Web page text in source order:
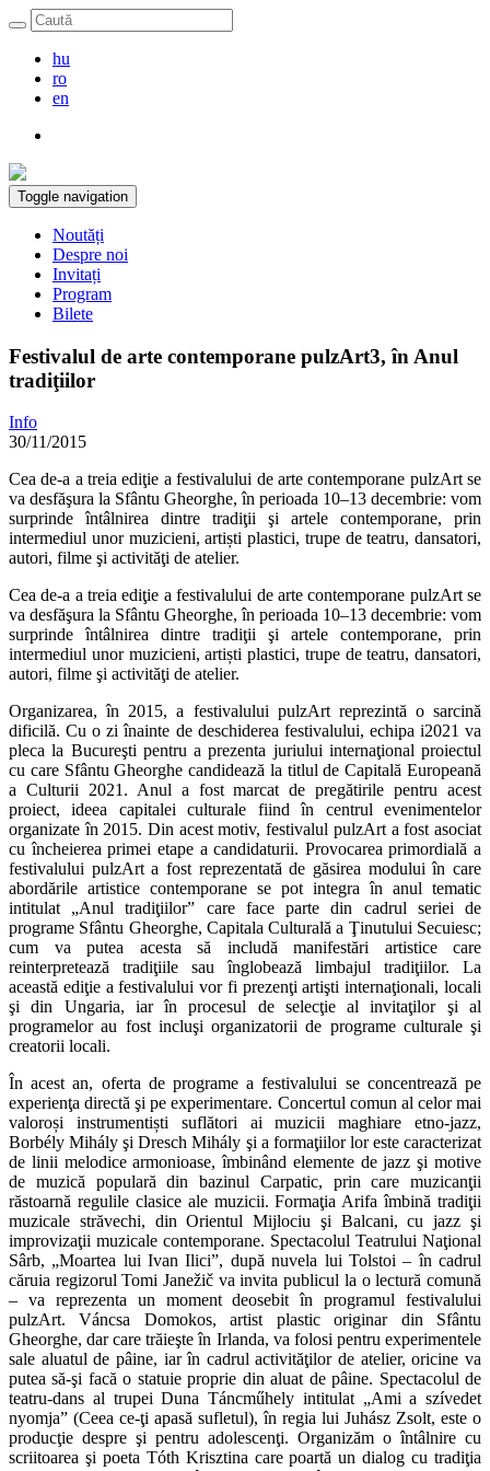
hu
ro
en
Toggle navigation
Noutăți
Despre noi
Invitați
Program
Bilete
Festivalul de arte contemporane pulzArt3, în Anul
tradiţiilor
Info
30/11/2015
Cea de-a a treia ediţie a festivalului de arte contemporane pulzArt se
va desfăşura la Sfântu Gheorghe, în perioada 10–13 decembrie: vom
surprinde întâlnirea dintre tradiţii şi artele contemporane, prin
intermediul unor muzicieni, artiști plastici, trupe de teatru, dansatori,
autori, filme şi activităţi de atelier.
Cea de-a a treia ediţie a festivalului de arte contemporane pulzArt se
va desfăşura la Sfântu Gheorghe, în perioada 10–13 decembrie: vom
surprinde întâlnirea dintre tradiţii şi artele contemporane, prin
intermediul unor muzicieni, artiști plastici, trupe de teatru, dansatori,
autori, filme şi activităţi de atelier.
Organizarea, în 2015, a festivalului pulzArt reprezintă o sarcină
dificilă. Cu o zi înainte de deschiderea festivalului, echipa i2021 va
pleca la Bucureşti pentru a prezenta juriului internaţional proiectul
cu care Sfântu Gheorghe candidează la titlul de Capitală Europeană
a Culturii 2021. Anul a fost marcat de pregătirile pentru acest
proiect, ideea capitalei culturale fiind în centrul evenimentelor
organizate în 2015. Din acest motiv, festivalul pulzArt a fost asociat
cu încheierea primei etape a candidaturii. Provocarea primordială a
festivalului pulzArt a fost reprezentată de găsirea modului în care
abordările artistice contemporane se pot integra în anul tematic
intitulat „Anul tradiţiilor” care face parte din cadrul seriei de
programe Sfântu Gheorghe, Capitala Culturală a Ţinutului Secuiesc;
cum va putea acesta să includă manifestări artistice care
reinterpretează tradiţiile sau înglobează limbajul tradiţiilor. La
această ediţie a festivalului vor fi prezenţi artişti internaţionali, locali
şi din Ungaria, iar în procesul de selecţie al invitaţilor şi al
programelor au fost incluşi organizatorii de programe culturale şi
creatorii locali.
În acest an, oferta de programe a festivalului se concentrează pe
experienţa directă şi pe experimentare. Concertul comun al celor mai
valoroși instrumentiști suflători ai muzicii maghiare etno-jazz,
Borbély Mihály şi Dresch Mihály şi a formaţiilor lor este caracterizat
de linii melodice armonioase, îmbinând elemente de jazz şi motive
de muzică populară din bazinul Carpatic, prin care muzicanţii
răstoarnă regulile clasice ale muzicii. Formaţia Arifa îmbină tradiţii
muzicale străvechi, din Orientul Mijlociu şi Balcani, cu jazz şi
improvizaţii muzicale contemporane. Spectacolul Teatrului Naţional
Sârb, „Moartea lui Ivan Ilici”, după nuvela lui Tolstoi – în cadrul
căruia regizorul Tomi Janežič va invita publicul la o lectură comună
– va reprezenta un moment deosebit în programul festivalului
pulzArt. Váncsa Domokos, artist plastic originar din Sfântu
Gheorghe, dar care trăieşte în Irlanda, va folosi pentru experimentele
sale aluatul de pâine, iar în cadrul activităţilor de atelier, oricine va
putea să-şi facă o statuie proprie din aluat de pâine. Spectacolul de
teatru-dans al trupei Duna Táncműhely intitulat „Ami a szívedet
nyomja” (Ceea ce-ţi apasă sufletul), în regia lui Juhász Zsolt, este o
producţie despre şi pentru adolescenţi. Organizăm o întâlnire cu
scriitoarea şi poeta Tóth Krisztina care poartă un dialog cu tradiţia